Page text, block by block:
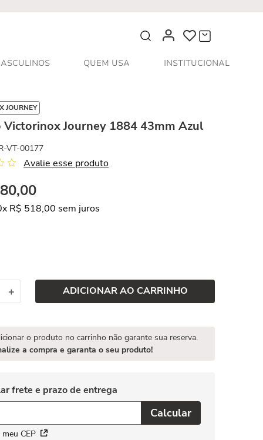
O que você procura?
QUEM USA
INSTITUCIONAL
JOURNEY
Victorinox Journey 1884 43mm Azul
VT-00177
Avalie esse produto
,00
x R$ 518,00 sem juros
＋ ADICIONAR AO CARRINHO
o produto no carrinho não garante sua reserva.
a compra e garanta o seu produto!
CEP